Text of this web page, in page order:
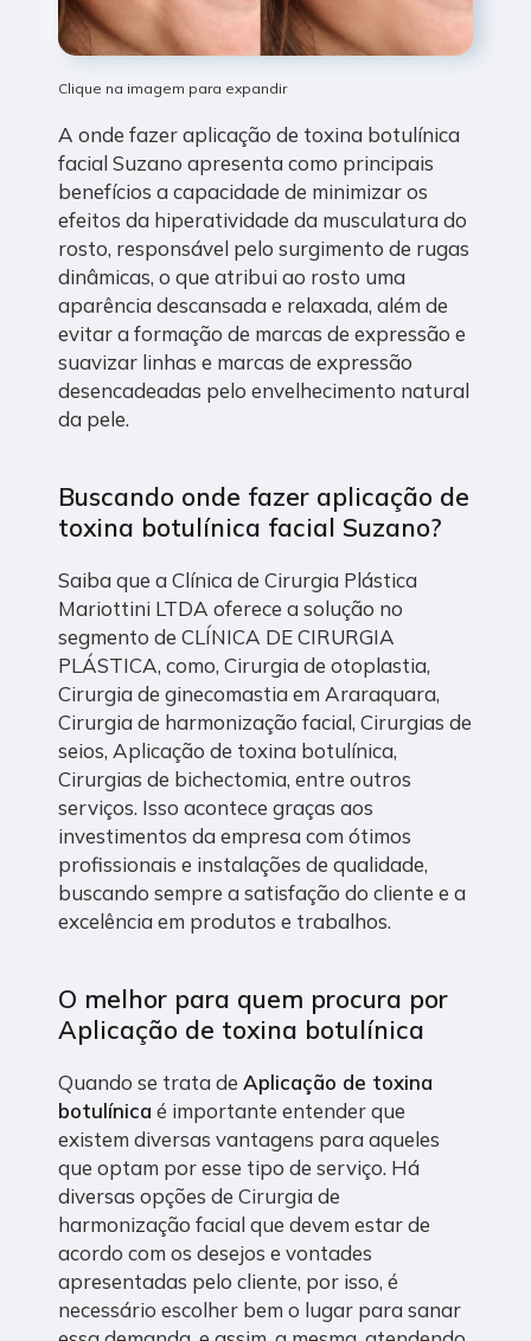
Clique na imagem para expandir
A onde fazer aplicação de toxina botulínica
facial Suzano apresenta como principais
benefícios a capacidade de minimizar os
efeitos da hiperatividade da musculatura do
rosto, responsável pelo surgimento de rugas
dinâmicas, o que atribui ao rosto uma
aparência descansada e relaxada, além de
evitar a formação de marcas de expressão e
suavizar linhas e marcas de expressão
desencadeadas pelo envelhecimento natural
da pele.
Buscando onde fazer aplicação de
toxina botulínica facial Suzano?
Saiba que a Clínica de Cirurgia Plástica
Mariottini LTDA oferece a solução no
segmento de CLÍNICA DE CIRURGIA
PLÁSTICA, como, Cirurgia de otoplastia,
Cirurgia de ginecomastia em Araraquara,
Cirurgia de harmonização facial, Cirurgias de
seios, Aplicação de toxina botulínica,
Cirurgias de bichectomia, entre outros
serviços. Isso acontece graças aos
investimentos da empresa com ótimos
profissionais e instalações de qualidade,
buscando sempre a satisfação do cliente e a
excelência em produtos e trabalhos.
O melhor para quem procura por
Aplicação de toxina botulínica
Quando se trata deAplicação de toxina
botulínica é importante entender que
existem diversas vantagens para aqueles
que optam por esse tipo de serviço. Há
diversas opções de Cirurgia de
harmonização facial que devem estar de
acordo com os desejos e vontades
apresentadas pelo cliente, por isso, é
necessário escolher bem o lugar para sanar